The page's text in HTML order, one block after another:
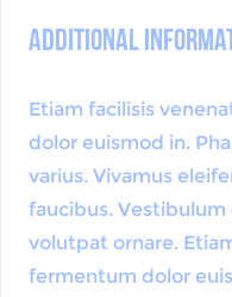
Additional
Etiam facilisis
dolor euismod in.
varius. Vivamus
faucibus.
volutpat ornare.
fermentum dolor